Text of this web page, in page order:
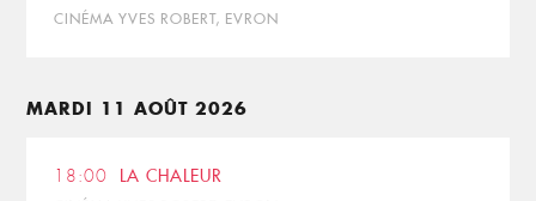
CINÉMA YVES ROBERT, EVRON
MARDI 11 AOÛT 2026
18:00 LA CHALEUR